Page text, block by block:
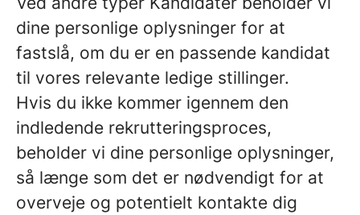
dine personlige oplysninger for at
fastslå, om du er en passende kandidat
til vores relevante ledige stillinger.
Hvis du ikke kommer igennem den
indledende rekrutteringsproces,
beholder vi dine personlige oplysninger,
så længe som det er nødvendigt for at
overveje og potentielt kontakte dig